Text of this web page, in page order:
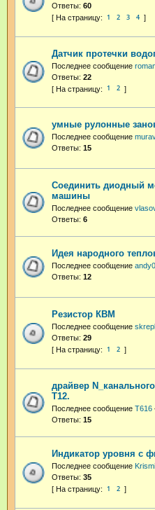
Ответы: 60
1 2 3 4
Датчик протечки
Последнее сообщение
Ответы: 22
1 2
умные рулонные
Последнее сообщение
Ответы: 15
Соединить диодный
машины
Последнее сообщение
Ответы: 6
Идея народного
Последнее сообщение
Ответы: 12
Резистор КВМ
Последнее сообщение
Ответы: 29
1 2
драйвер
Т12.
Последнее сообщение T616
Ответы: 15
Индикатор уровня с
Последнее сообщение
Ответы: 35
1 2